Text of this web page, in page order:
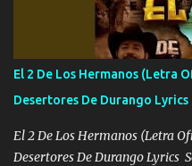
más brilla, lo ves Pa' mi la vida
tu vida, y está bien Porque lo
escribiendo y la otra me va a
la invite a cenar Otras más me
bailar Pero es que tengo un par
mueven solo por el interés P...
El 2 De Los Hermanos (Letra
Desertores De Durango Lyrics
El 2 De Los Hermanos (Letra
Desertores De Durango Lyrics